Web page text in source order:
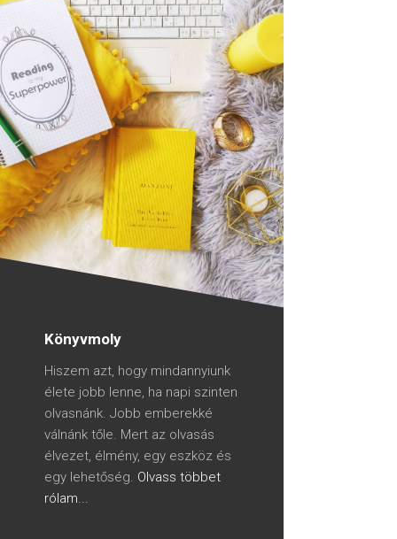
Könyvmoly
Hiszem azt, hogy mindannyiunk
élete jobb lenne, ha napi szinten
olvasnánk. Jobb emberekké
válnánk tőle. Mert az olvasás
élvezet, élmény, egy eszköz és
egy lehetőség. Olvass többet
rólam...